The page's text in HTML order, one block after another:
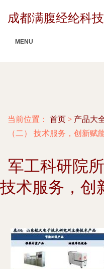
成都满腹经纶科
MENU
当前位置： 首页 > 产品大
（二） 技术服务，创新赋
军工科研院
技术服务，创